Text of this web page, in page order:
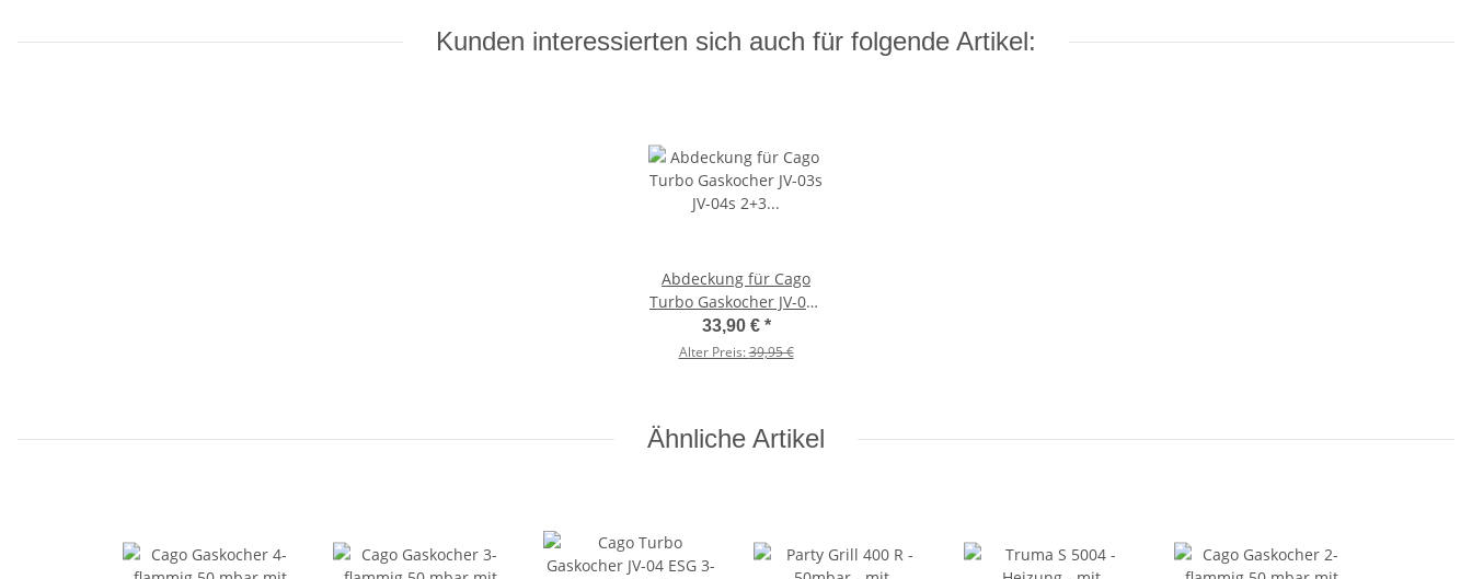
Kunden interessierten sich auch für folgende Artikel:
Abdeckung für Cago
Turbo Gaskocher JV-03s
JV-04s 2+3 flammig -
Abdeckhaube
33,90 € *
Alter Preis:39,95 €
Ähnliche Artikel